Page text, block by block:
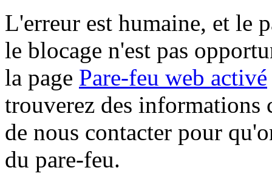
L'erreur est humaine, et le
le blocage n'est pas
la page Pare-feu web activé
trouverez des informations
de nous contacter pour
du pare-feu.